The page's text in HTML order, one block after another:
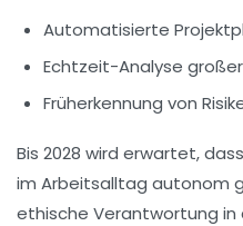
Automatisierte
Echtzeit-Analyse
Früherkennung von
Bis 2028 wird erwartet,
im Arbeitsalltag autonom
ethische Verantwortung in